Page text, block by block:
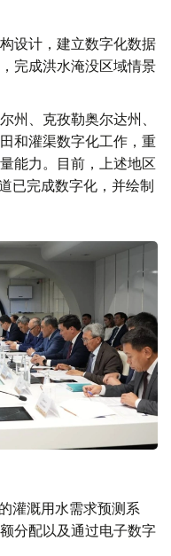
设计，建立数字化数据
完成洪水淹没区域情景
州、克孜勒奥尔达州、
和灌渠数字化工作，重
能力。目前，上述地区
已完成数字化，并绘制
灌溉用水需求预测系
分配以及通过电子数字